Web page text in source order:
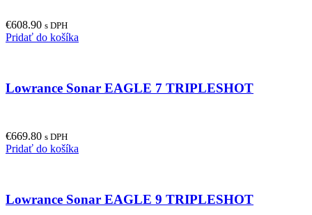
€608.90 s DPH
Pridať do košíka
Lowrance Sonar EAGLE 7 TRIPLESHOT
€669.80 s DPH
Pridať do košíka
Lowrance Sonar EAGLE 9 TRIPLESHOT